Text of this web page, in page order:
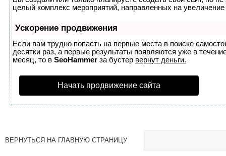
целый комплекс мероприятий, направленных на
Ускорение продвижения
Если вам трудно попасть на первые места в поиске
десятки раз, а первые результаты появляются уже в
месяц, то в SeoHammer за бустер вернут деньги.
Начать продвижение сайта
ВЕРНУТЬСЯ НА ГЛАВНУЮ СТРАНИЦУ